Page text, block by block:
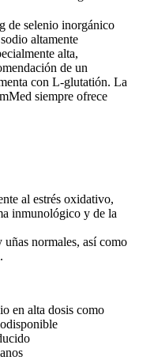
de selenio inorgánico
altamente
alta,
de un
con L-glutatión. La
siempre ofrece
al estrés oxidativo,
inmunológico y de la
normales, así como
en alta dosis como